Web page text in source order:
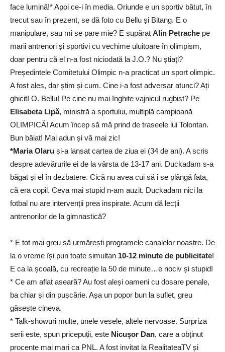
face lumină!* Apoi ce-i în media. Oriunde e un sportiv bătut, în
trecut sau în prezent, se dă foto cu Bellu și Bitang. E o
manipulare, sau mi se pare mie? E supărat Alin Petrache pe
marii antrenori și sportivi cu vechime uluitoare în olimpism,
doar pentru că el n-a fost niciodată la J.O.? Nu știați?
Președintele Comitetului Olimpic n-a practicat un sport olimpic.
A fost ales, dar știm și cum. Cine i-a fost adversar atunci? Ați
ghicit! O. Bellu! Pe cine nu mai înghite vajnicul rugbist? Pe
Elisabeta Lipă, ministră a sportului, multiplă campioană
OLIMPICĂ! Acum încep să mă prind de traseele lui Tolontan.
Bun băiat! Mai adun și vă mai zic!
*Maria Olaru și-a lansat cartea de ziua ei (34 de ani). A scris
despre adevărurile ei de la vârsta de 13-17 ani. Duckadam s-a
băgat și el în dezbatere. Cică nu avea cui să i se plângă fata,
că era copil. Ceva mai stupid n-am auzit. Duckadam nici la
fotbal nu are intervenții prea inspirate. Acum dă lecții
antrenorilor de la gimnastică?
* E tot mai greu să urmărești programele canalelor noastre. De
la o vreme își pun toate simultan 10-12 minute de publicitate!
E ca la școală, cu recreație la 50 de minute…e nociv și stupid!
* Ce am aflat aseară? Au fost aleși oameni cu dosare penale,
ba chiar și din pușcărie. Așa un popor bun la suflet, greu
găsește cineva.
* Talk-showuri multe, unele vesele, altele nervoase. Surpriza
serii este, spun pricepuții, este Nicușor Dan, care a obținut
procente mai mari ca PNL. A fost invitat la RealitateaTV și